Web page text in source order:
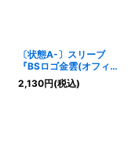
〔状態A-〕スリーブ
『BSロゴ金雲(オフィシ
ャルカードスリーブ
EX)』80枚【-】{-}《サ
2,130円(税込)